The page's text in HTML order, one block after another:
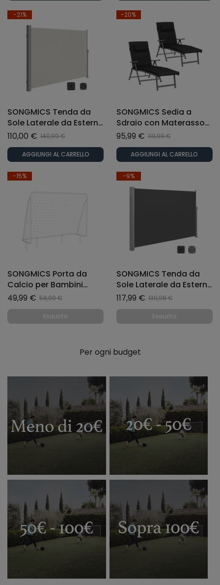
-21%
SONGMICS Tenda da
Sole Laterale da Esterno
200 x 300 cm Estensibile
Antiruggine Beige
110,00 € 140,99 €
AGGIUNGI AL CARRELLO
-20%
SONGMICS Sedia a
Sdraio con Materasso
Traspirante Reclinabile
Portata di 150 kg Nero
95,99 € 119,99 €
AGGIUNGI AL CARRELLO
-15%
SONGMICS Porta da
Calcio per Bambini
Montaggio Veloce Tubi
49,99 € 58,99 €
Esaurito
-9%
SONGMICS Tenda da
Sole Laterale da Esterno
Antiruggine Estensibile
117,99 € 130,98 €
Esaurito
Per ogni budget